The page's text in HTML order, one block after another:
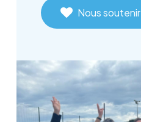
Nous soutenir